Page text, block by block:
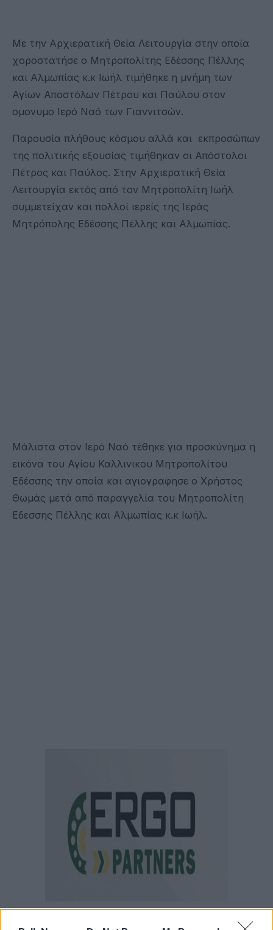
Με την Αρχιερατική Θεία Λειτουργία στην οποία
χοροστατήσε ο Μητροπολίτης Εδέσσης Πέλλης
και Αλμωπίας κ.κ Ιωήλ τιμήθηκε η μνήμη των
Αγίων Αποστόλων Πέτρου και Παύλου στον
ομονυμο Ιερό Ναό των Γιαννιτσών.
Παρουσία πλήθους κόσμου αλλά και εκπροσώπων
της πολιτικής εξουσίας τιμήθηκαν οι Απόστολοι
Πέτρος και Παύλος. Στην Αρχιερατική Θεία
Λειτουργία εκτός από τον Μητροπολίτη Ιωήλ
συμμετείχαν και πολλοί ιερείς της Ιεράς
Μητρόπολης Εδέσσης Πέλλης και Αλμωπίας.
Μάλιστα στον Ιερό Ναό τέθηκε για προσκύνημα η
εικόνα του Αγίου Καλλινικου Μητροπολίτου
Εδέσσης την οποία και αγιογραφησε ο Χρήστος
Θωμάς μετά από παραγγελία του Μητροπολίτη
Εδεσσης Πέλλης και Αλμωπίας κ.κ Ιωήλ.